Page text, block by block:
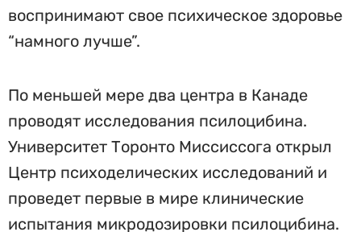
воспринимают свое психическое здоровье
“намного лучше”.
По меньшей мере два центра в Канаде
проводят исследования псилоцибина.
Университет Торонто Миссиссога открыл
Центр психоделических исследований и
проведет первые в мире клинические
испытания микродозировки псилоцибина.